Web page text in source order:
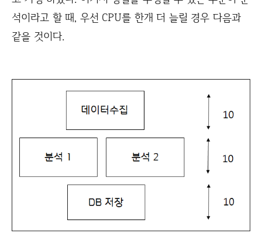
석이라고 할 때, 우선 CPU를 한개 더 늘릴 경우 다음과
같을 것이다.